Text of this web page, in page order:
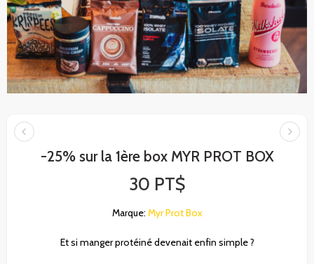
-25% sur la 1ère box MYR PROT BOX
30 PT$
Marque: Myr Prot Box
Et si manger protéiné devenait enfin simple ?